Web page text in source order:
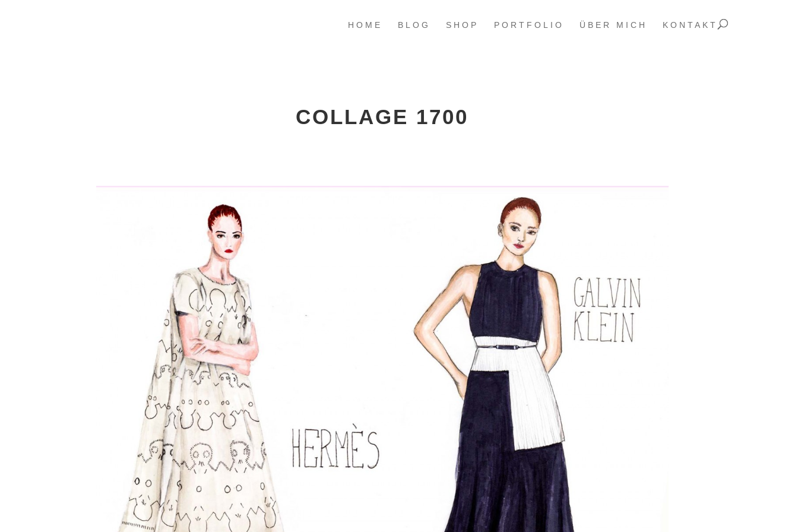
HOME BLOG SHOP PORTFOLIO ÜBER MICH KONTAKT
COLLAGE 1700